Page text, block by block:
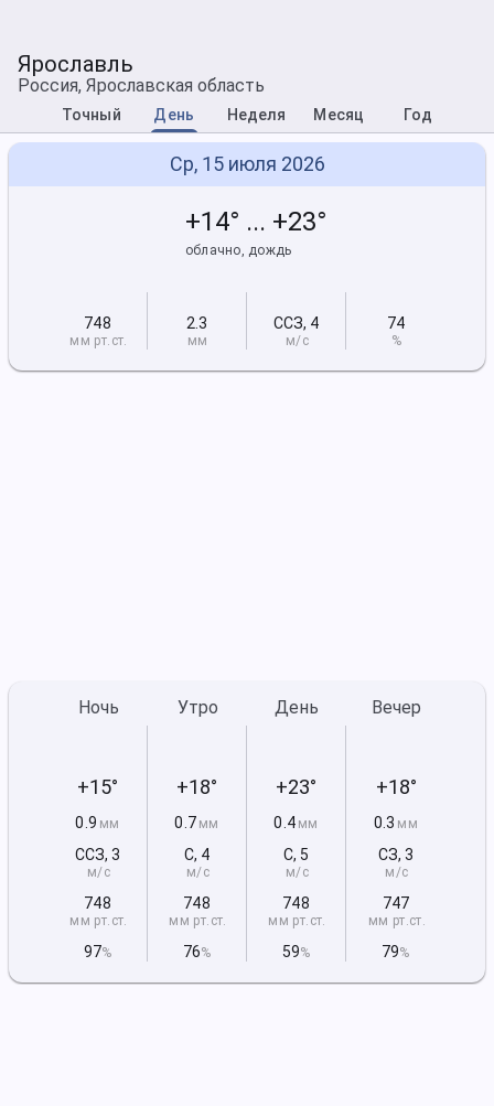
Ярославль
Россия, Ярославская область
Точный День Неделя Месяц Год
Ср, 15 июля 2026
+14° ... +23°
облачно, дождь
748
мм рт.ст.
2.3
мм
ССЗ, 4
м/с
74
%
Ночь
+15°
0.9 мм
ССЗ,3
м/с
748
мм рт.ст.
97%
Утро
+18°
0.7 мм
С, 4
м/с
748
мм рт.ст.
76%
День
+23°
0.4 мм
С, 5
м/с
748
мм рт.ст.
59%
Вечер
+18°
0.3 мм
СЗ,3
м/с
747
мм рт.ст.
79%